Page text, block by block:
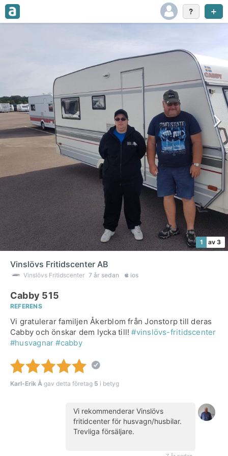
1 av 3
Vinslövs Fritidscenter AB
Vinslövs Fritidscenter 7 år sedan ios
Cabby 515
REFERENS
Vi gratulerar familjen Åkerblom från Jonstorp till deras
Cabby och önskar dem lycka till!#vinslövs-fritidscenter
#husvagnar #cabby
Karl-Erik Å gav detta företag 5 i betyg
Vi rekommenderar Vinslövs
fritidcenter för husvagn/husbilar.
Trevliga försäljare.